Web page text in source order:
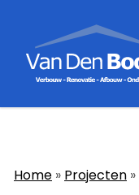
Home Projecten